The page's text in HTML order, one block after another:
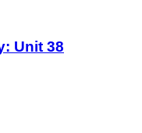
Unit 38